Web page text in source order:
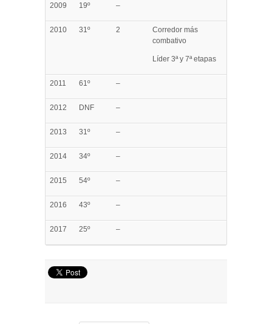
2009 19º –
2010 31º 2
Corredor más
combativo
Líder 3ª y 7ª etapas
2011 61º –
2012 DNF –
2013 31º –
2014 34º –
2015 54º –
2016 43º –
2017 25º –